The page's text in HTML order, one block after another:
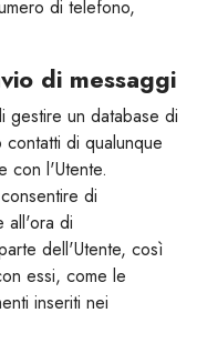
di telefono,
di messaggi
gestire un database di
di qualunque
con l'Utente.
di
all'ora di
dell'Utente, così
essi, come le
inseriti nei